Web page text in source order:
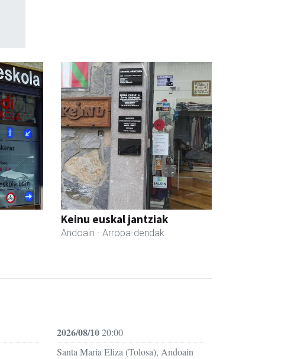
Keinu euskal jantziak
Andoain - Arropa-dendak
2026/08/1020:00
Santa Maria Eliza (Tolosa), Andoain